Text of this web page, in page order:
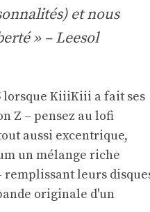
et nous
» – Leesol
lorsque KiiiKiii a fait ses
Z – pensez au lofi
aussi excentrique,
un mélange riche
remplissant leurs
originale d'un